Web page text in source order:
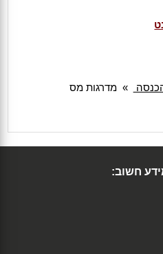
»מדרגות מס
חשוב: